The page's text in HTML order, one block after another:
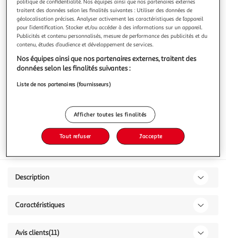
Nettoyant machine lave-vaisselle pendant le cycle
Finish Nettoyant Machine Pendant le Cycle nettoie votre
machine pendant qu’elle lave votre vaisselle ! Plus besoin
d’attendre que la machine soit vide: ajoutez Finish
Nettoyant Machine pendant le Cycle dans votre machine
avant de lancer votre programme de lavage habituel, il se
charge de nettoyer vo
En savoir +
3 blocs 3 lavages
Vous voulez connaître le prix de ce produit ?
Afficher le prix
Nocif
Description
Caractéristiques
Avis clients(11)
politique de confidentialité. Nos équipes ainsi que nos partenaires externes
traitent des données selon les finalités suivantes : Utiliser des données de
géolocalisation précises. Analyser activement les caractéristiques de l’appareil
pour l’identification. Stocker et/ou accéder à des informations sur un appareil.
Publicités et contenu personnalisés, mesure de performance des publicités et du
contenu, études d’audience et développement de services.
Nos équipes ainsi que nos partenaires externes, traitent des
données selon les finalités suivantes :
Liste de nos partenaires (fournisseurs)
Afficher toutes les finalités
Tout refuser J'accepte